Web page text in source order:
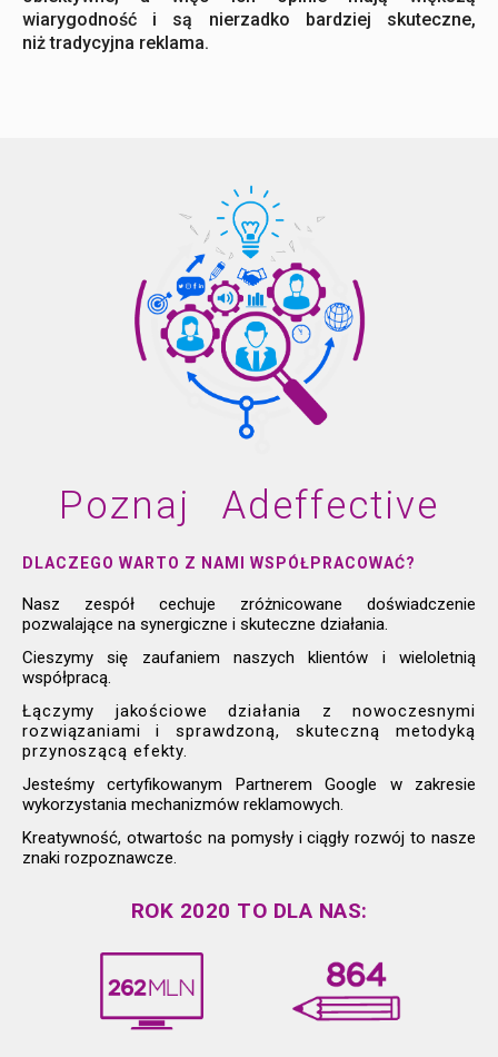
wiarygodność i są nierzadko bardziej skuteczne,
niż tradycyjna reklama.
Poznaj Adeffective
DLACZEGO WARTO Z NAMI WSPÓŁPRACOWAĆ?
Nasz zespół cechuje zróżnicowane doświadczenie
pozwalające na synergiczne i skuteczne działania.
Cieszymy się zaufaniem naszych klientów i wieloletnią
współpracą.
Łączymy jakościowe działania z nowoczesnymi
rozwiązaniami i sprawdzoną, skuteczną metodyką
przynoszącą efekty.
Jesteśmy certyfikowanym Partnerem Google w zakresie
wykorzystania mechanizmów reklamowych.
Kreatywność, otwartośc na pomysły i ciągły rozwój to nasze
znaki rozpoznawcze.
ROK 2020 TO DLA NAS: